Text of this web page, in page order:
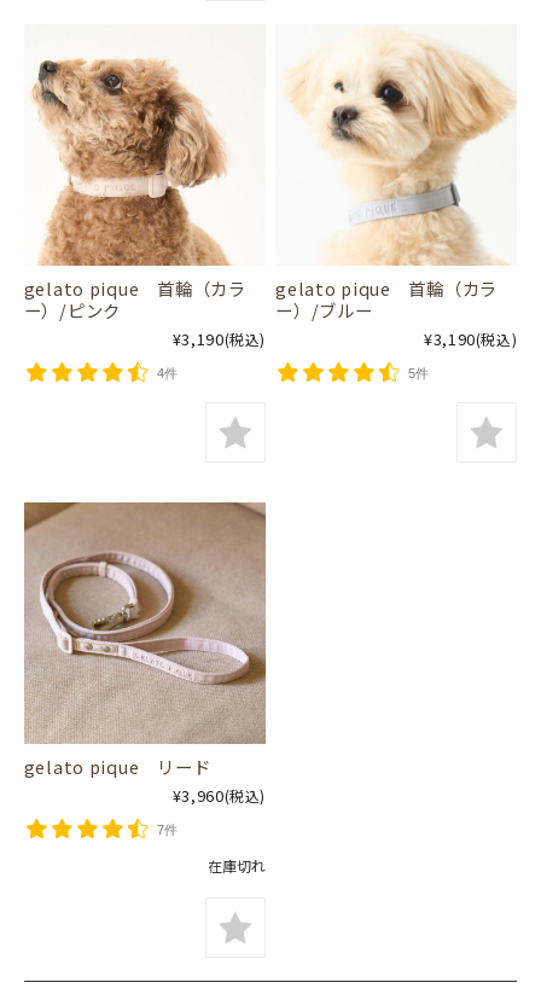
gelato pique 首輪（カラ
ー）/ピンク
¥3,190(税込)
4件
gelato pique 首輪（カラ
ー）/ブルー
¥3,190(税込)
5件
gelato pique リード
¥3,960(税込)
7件
在庫切れ